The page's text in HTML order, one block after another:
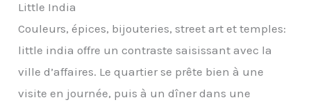
Little India
Couleurs, épices, bijouteries, street art et temples:
little india offre un contraste saisissant avec la
ville d’affaires. Le quartier se prête bien à une
visite en journée, puis à un dîner dans une